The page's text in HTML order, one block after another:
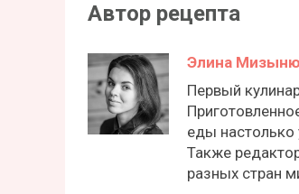
Автор рецепта
Элина
Первый
еды настолько
Также
разных стран